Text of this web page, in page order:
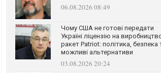
06.08.2026 08:49
Чому США не готові передати
Україні ліцензію на
ракет Patriot: політика, безпека
можливі альтернативи
03.08.2026 20:24